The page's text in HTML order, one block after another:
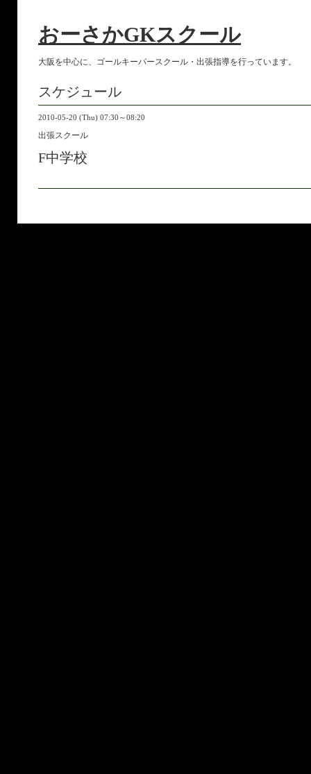
おーさかGKスクール
大阪を中心に、ゴールキーパースクール・出張指導を行っています。
スケジュール
2010-05-20 (Thu) 07:30～08:20
出張スクール
F中学校